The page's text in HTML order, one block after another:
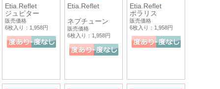
Etia.Reflet
ジュピター
販売価格
6枚入り：1,958円
Etia.Reflet
ネプチューン
販売価格
6枚入り：1,958円
Etia.Reflet
ポラリス
販売価格
6枚入り：1,958円